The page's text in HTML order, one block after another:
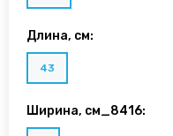
Длина, см:
43
Ширина, см_8416: